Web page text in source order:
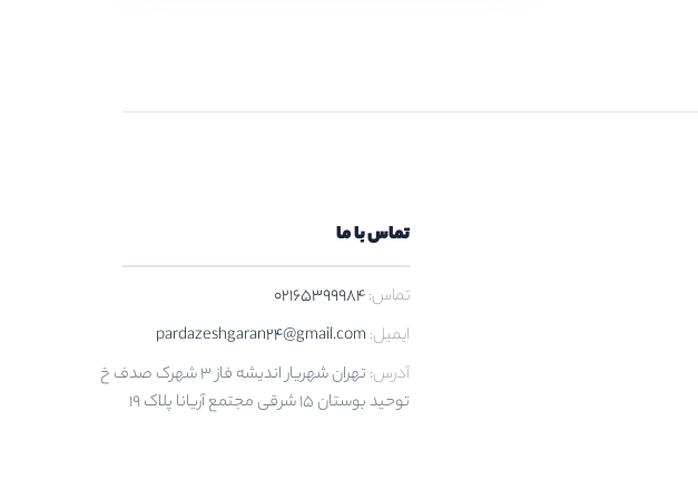
تماس با ما
تماس:02165399984
ایمیل: pardazeshgaran24@gmail.com
آدرس:
تهران شهریار اندیشه فاز 3 شهرک صدف خ
توحید بوستان 15 شرقی مجتمع آریانا پلاک 19